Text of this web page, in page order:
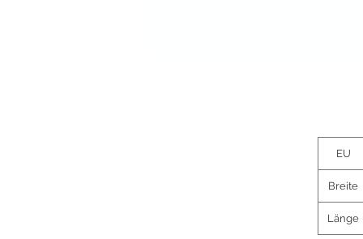
EU
Breite
Länge